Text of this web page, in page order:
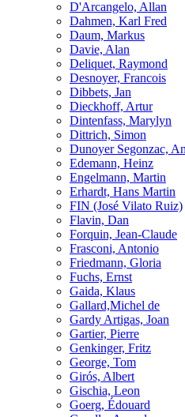
D'Arcangelo, Allan
Dahmen, Karl Fred
Daum, Markus
Davie, Alan
Deliquet, Raymond
Desnoyer, Francois
Dibbets, Jan
Dieckhoff, Artur
Dintenfass, Marylyn
Dittrich, Simon
Dunoyer Segonzac,
Edemann, Heinz
Engelmann, Martin
Erhardt, Hans Martin
FIN (José Vilato Ruiz)
Flavin, Dan
Forquin, Jean-Claude
Frasconi, Antonio
Friedmann, Gloria
Fuchs, Ernst
Gaida, Klaus
Gallard,Michel de
Gardy Artigas, Joan
Gartier, Pierre
Genkinger, Fritz
George, Tom
Girós, Albert
Gischia, Leon
Goerg, Édouard